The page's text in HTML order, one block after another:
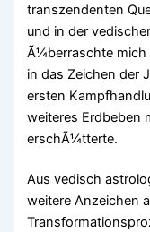
transzendenten
und in der
Ã¼berraschte mich
in das Zeichen der
ersten
weiteres Erdbeben
erschÃ¼tterte.
Aus vedisch
weitere Anzeichen